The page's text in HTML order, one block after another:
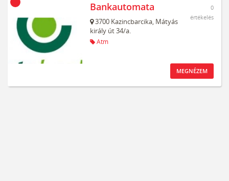
Bankautomata
3700 Kazincbarcika, Mátyás
király út 34/a.
Atm
0
értékelés
MEGNÉZEM